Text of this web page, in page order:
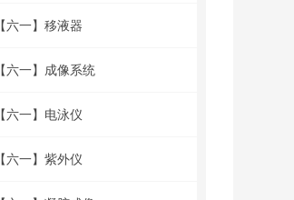
【六一】移液器
【六一】成像系统
【六一】电泳仪
【六一】紫外仪